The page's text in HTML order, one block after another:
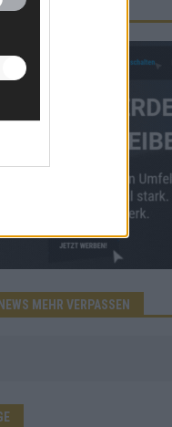
BEI UNS!
MEHR VERPASSEN